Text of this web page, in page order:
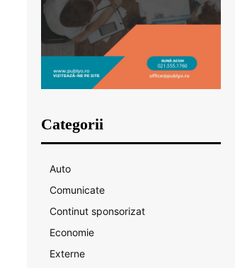
Categorii
Auto
Comunicate
Continut sponsorizat
Economie
Externe